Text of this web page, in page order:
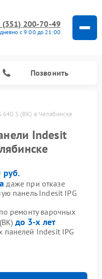
(351) 200-70-49
с 9:00 до 21:00
Позвонить
S (BK) в Челябинске
Indesit
руб.
даже при отказе
панель Indesit IPG
ремонту варочных
до 3-х лет
Indesit IPG